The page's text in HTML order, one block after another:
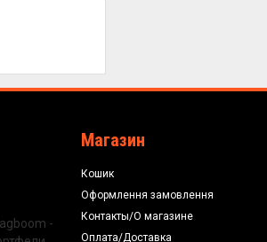
-
Магазин
Кошик
Оформлення замовлення
Контакты/О магазине
Оплата/Доставка